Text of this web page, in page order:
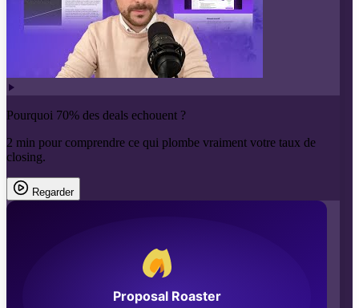
Pourquoi 70% des deals echouent ?
2 min pour comprendre ce qui plombe vraiment votre taux de
closing.
Regarder